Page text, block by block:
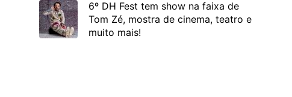
6º DH Fest tem show na faixa de
Tom Zé, mostra de cinema, teatro e
muito mais!